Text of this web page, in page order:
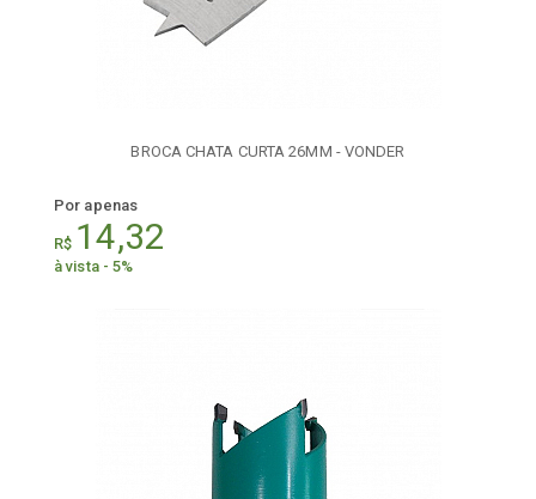
BROCA CHATA CURTA 26MM - VONDER
Por apenas
R$ 14,32
à vista - 5%